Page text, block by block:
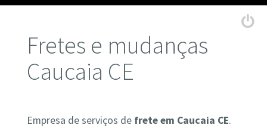
Fretes e mudanças
Caucaia CE
Empresa de serviços de frete em Caucaia CE.